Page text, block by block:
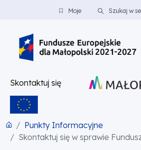
PRZEJDŹ DO TREŚCI
PRZEJDŹ DO MENUMoje Szukaj w
Skontaktuj się
Punkty Informacyjne
Skontaktuj się w sprawie